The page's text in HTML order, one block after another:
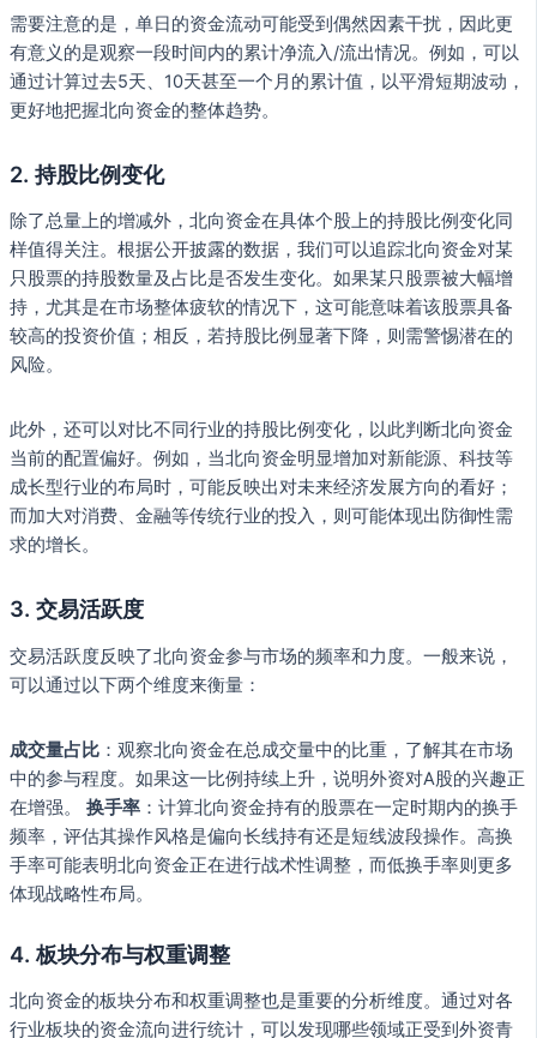
需要注意的是，单日的资金流动可能受到偶然因素干扰，因此更
有意义的是观察一段时间内的累计净流入/流出情况。例如，可以
通过计算过去5天、10天甚至一个月的累计值，以平滑短期波动，
更好地把握北向资金的整体趋势。
2. 持股比例变化
除了总量上的增减外，北向资金在具体个股上的持股比例变化同
样值得关注。根据公开披露的数据，我们可以追踪北向资金对某
只股票的持股数量及占比是否发生变化。如果某只股票被大幅增
持，尤其是在市场整体疲软的情况下，这可能意味着该股票具备
较高的投资价值；相反，若持股比例显著下降，则需警惕潜在的
风险。
此外，还可以对比不同行业的持股比例变化，以此判断北向资金
当前的配置偏好。例如，当北向资金明显增加对新能源、科技等
成长型行业的布局时，可能反映出对未来经济发展方向的看好；
而加大对消费、金融等传统行业的投入，则可能体现出防御性需
求的增长。
3. 交易活跃度
交易活跃度反映了北向资金参与市场的频率和力度。一般来说，
可以通过以下两个维度来衡量：
成交量占比 ：观察北向资金在总成交量中的比重，了解其在市场
中的参与程度。如果这一比例持续上升，说明外资对A股的兴趣正
在增强。 换手率 ：计算北向资金持有的股票在一定时期内的换手
频率，评估其操作风格是偏向长线持有还是短线波段操作。高换
手率可能表明北向资金正在进行战术性调整，而低换手率则更多
体现战略性布局。
4.板块分布与权重调整
北向资金的板块分布和权重调整也是重要的分析维度。通过对各
行业板块的资金流向进行统计，可以发现哪些领域正受到外资青